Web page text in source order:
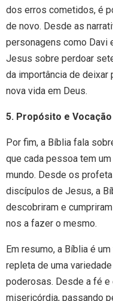
dos erros cometidos, é
de novo. Desde as
personagens como Davi
Jesus sobre perdoar
da importância de deixar
nova vida em Deus.
5. Propósito e Vocação
Por fim, a Bíblia fala
que cada pessoa tem
mundo. Desde os
discípulos de Jesus, a
descobriram e
nos a fazer o mesmo.
Em resumo, a Bíblia é
repleta de uma
poderosas. Desde a fé
misericórdia, passando